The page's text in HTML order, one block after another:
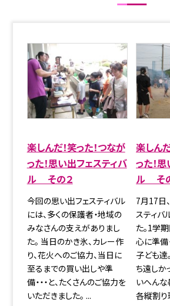
楽しんだ！笑った！つなが
った！思い出フェスティバ
ル その２
今回の思い出フェスティバル
には、多くの保護者・地域の
みなさんの支えがありまし
た。 当日のかき氷、カレー作
り、花火へのご協力、当日に
至るまでの買い出しや準
備・・・と、たくさんのご協力を
いただきました。 ...
楽しん
った！
ル そ
7月17日
スティバ
た。1学
心に準備
子ども達
ち遠しか
いへんな
各縦割り